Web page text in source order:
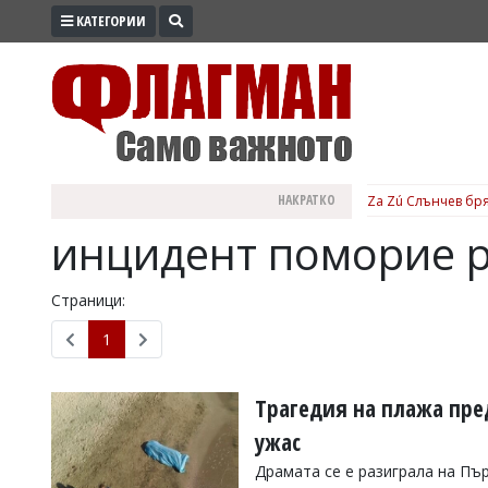
ПРОМО
ЗДРАВЕ
ПОЛИТИКА
ОБЩИНИ
ОБЩЕСТВО
ЛАЙФСТАЙЛ
ВОЙНАТА
КАТЕГОРИИ
НАКРАТКО Za Zú Слънчев
инцидент поморие
Страници:
1
Трагедия на плажа
ужас
Драмата се е разиграла на